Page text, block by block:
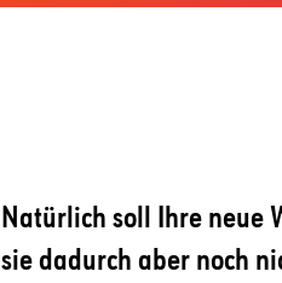
Natürlich soll Ihre neue
sie dadurch aber noch